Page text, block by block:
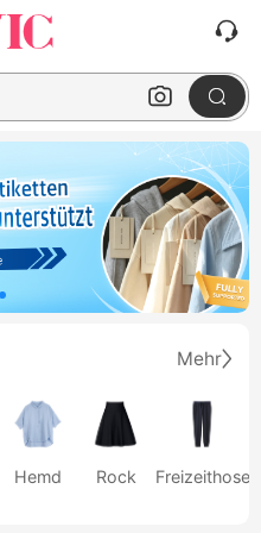
Mehr
Hemd Rock Freizeithose